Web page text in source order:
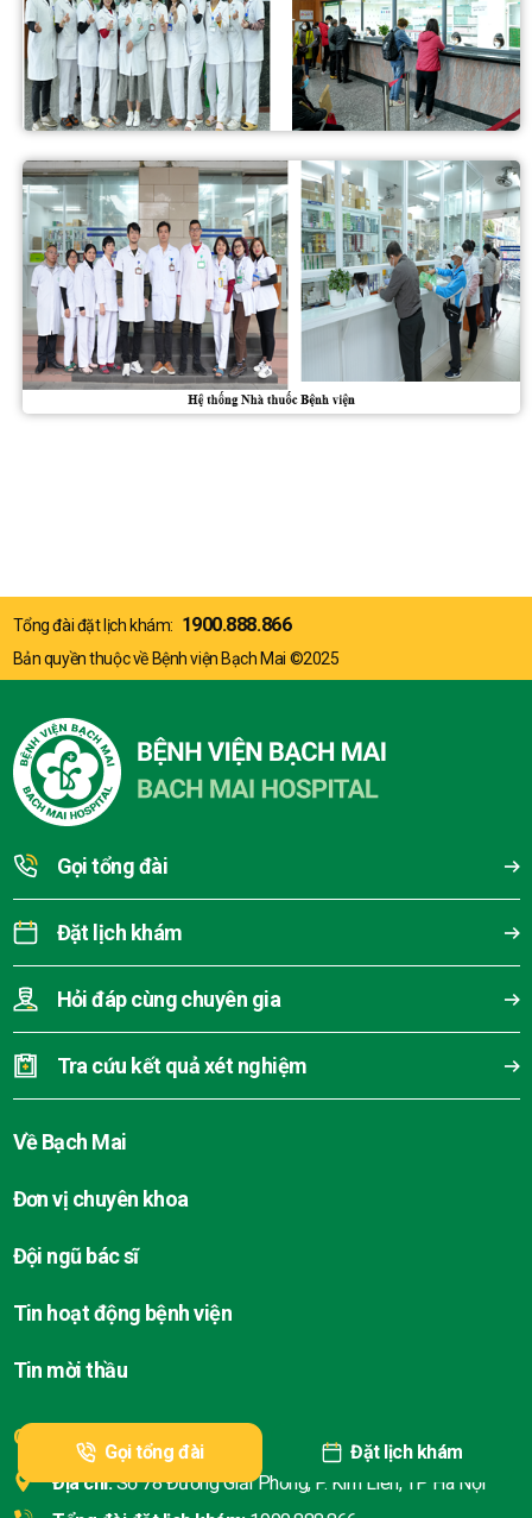
Gọi tổng đài Đặt lịch khám
Tổng đài đặt lịch khám: 1900.888.866
Bản quyền thuộc về Bệnh viện Bạch Mai ©2025
CƠ SỞ HÀ NỘI
Địa chỉ:Số 78 Đường Giải Phóng, P. Kim Liên, TP Hà Nội
Gọi tổng đài
Đặt lịch khám
Hỏi đáp cùng chuyên gia
Tra cứu kết quả xét nghiệm
Về Bạch Mai
Đơn vị chuyên khoa
Đội ngũ bác sĩ
Tin hoạt động bệnh viện
Tin mời thầu